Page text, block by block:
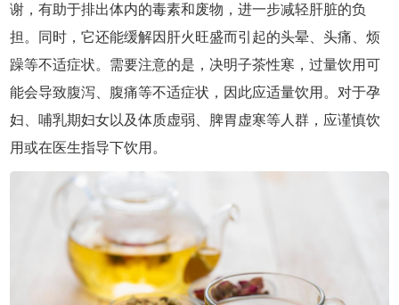
谢，有助于排出体内的毒素和废物，进一步减轻肝脏的负
担。同时，它还能缓解因肝火旺盛而引起的头晕、头痛、烦
躁等不适症状。需要注意的是，决明子茶性寒，过量饮用可
能会导致腹泻、腹痛等不适症状，因此应适量饮用。对于孕
妇、哺乳期妇女以及体质虚弱、脾胃虚寒等人群，应谨慎饮
用或在医生指导下饮用。